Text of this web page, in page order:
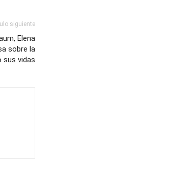
siguiente
Elena
sobre la
sus vidas